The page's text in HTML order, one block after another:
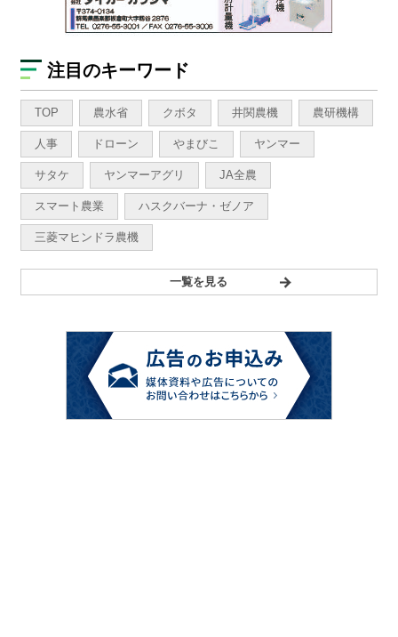
注目のキーワード
TOP 農水省 クボタ 井関農機 農研機構
人事 ドローン やまびこ ヤンマー
サタケ ヤンマーアグリ JA全農
スマート農業 ハスクバーナ・ゼノア
三菱マヒンドラ農機
一覧を見る